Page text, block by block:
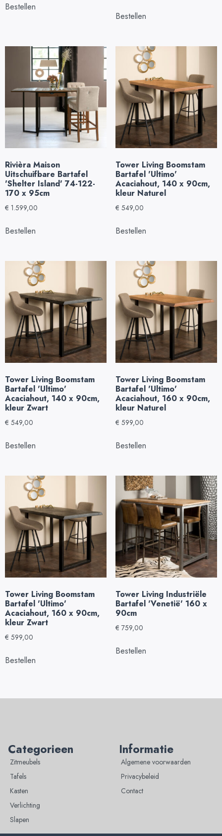
Bestellen
Bestellen
Rivièra Maison
Uitschuifbare Bartafel
'Shelter Island' 74-122-
170 x 95cm
€ 1.599,00
Bestellen
Tower Living Boomstam
Bartafel 'Ultimo'
Acaciahout, 140 x 90cm,
kleur Naturel
€ 549,00
Bestellen
Tower Living Boomstam
Bartafel 'Ultimo'
Acaciahout, 140 x 90cm,
kleur Zwart
€ 549,00
Bestellen
Tower Living Boomstam
Bartafel 'Ultimo'
Acaciahout, 160 x 90cm,
kleur Naturel
€ 599,00
Bestellen
Tower Living Boomstam
Bartafel 'Ultimo'
Acaciahout, 160 x 90cm,
kleur Zwart
€ 599,00
Bestellen
Tower Living Industriële
Bartafel 'Venetië' 160 x
90cm
€ 759,00
Bestellen
Categorieen
Zitmeubels
Tafels
Kasten
Verlichting
Slapen
Informatie
Algemene voorwaarden
Privacybeleid
Contact